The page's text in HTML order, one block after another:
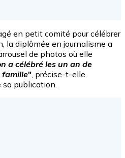
en petit comité pour célébrer
la diplômée en journalisme a
de photos où elle
a célébré les un an de
famille" , précise-t-elle
publication.